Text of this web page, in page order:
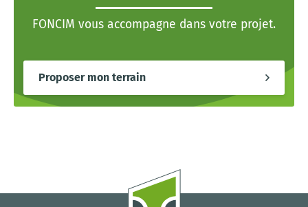
FONCIM vous accompagne dans votre projet.
Proposer mon terrain